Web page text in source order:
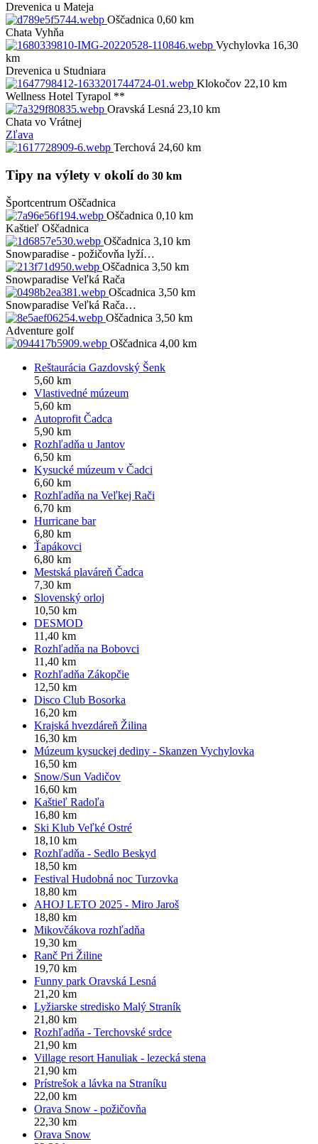
Drevenica u Mateja
Oščadnica 0,60 km
Chata Vyhňa
Vychylovka 16,30
km
Drevenica u Studniara
Klokočov 22,10 km
Wellness Hotel Tyrapol **
Oravská Lesná 23,10 km
Chata vo Vrátnej
Zľava
Terchová 24,60 km
Tipy na výlety v okolí do 30 km
Športcentrum Oščadnica
Oščadnica 0,10 km
Kaštieľ Oščadnica
Oščadnica 3,10 km
Snowparadise - požičovňa lyží…
Oščadnica 3,50 km
Snowparadise Veľká Rača
Ošcadnica 3,50 km
Snowparadise Veľká Rača…
Oščadnica 3,50 km
Adventure golf
Oščadnica 4,00 km
Reštaurácia Gazdovský Šenk
5,60 km
Vlastivedné múzeum
5,60 km
Autoprofit Čadca
5,90 km
Rozhľadňa u Jantov
6,50 km
Kysucké múzeum v Čadci
6,60 km
Rozhľadňa na Veľkej Rači
6,70 km
Hurricane bar
6,80 km
Ťapákovci
6,80 km
Mestská plaváreň Čadca
7,30 km
Slovenský orloj
10,50 km
DESMOD
11,40 km
Rozhľadňa na Bobovci
11,40 km
Rozhľadňa Zákopčie
12,50 km
Disco Club Bosorka
16,20 km
Krajská hvezdáreň Žilina
16,30 km
Múzeum kysuckej dediny - Skanzen Vychylovka
16,50 km
Snow/Sun Vadičov
16,60 km
Kaštieľ Radoľa
16,80 km
Ski Klub Veľké Ostré
18,10 km
Rozhľadňa - Sedlo Beskyd
18,50 km
Festival Hudobná noc Turzovka
18,80 km
AHOJ LETO 2025 - Miro Jaroš
18,80 km
Mikovčákova rozhľadňa
19,30 km
Ranč Pri Žiline
19,70 km
Funny park Oravská Lesná
21,20 km
Lyžiarske stredisko Malý Straník
21,80 km
Rozhľadňa - Terchovské srdce
21,90 km
Village resort Hanuliak - lezecká stena
21,90 km
Prístrešok a lávka na Straníku
22,00 km
Orava Snow - požičovňa
22,30 km
Orava Snow